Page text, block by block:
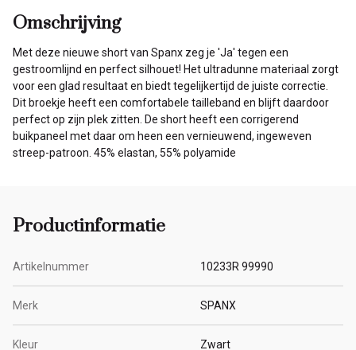
Omschrijving
Met deze nieuwe short van Spanx zeg je 'Ja' tegen een
gestroomlijnd en perfect silhouet! Het ultradunne materiaal zorgt
voor een glad resultaat en biedt tegelijkertijd de juiste correctie.
Dit broekje heeft een comfortabele tailleband en blijft daardoor
perfect op zijn plek zitten. De short heeft een corrigerend
buikpaneel met daar om heen een vernieuwend, ingeweven
streep-patroon. 45% elastan, 55% polyamide
Productinformatie
Artikelnummer 10233R 99990
Merk SPANX
Kleur Zwart